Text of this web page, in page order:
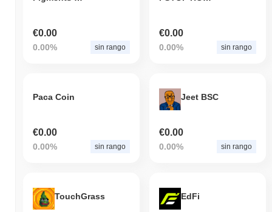
€0.00
0.00% sin rango
€0.00
0.00% sin rango
Paca Coin
€0.00
0.00% sin rango
Jeet BSC
€0.00
0.00% sin rango
TouchGrass EdFi